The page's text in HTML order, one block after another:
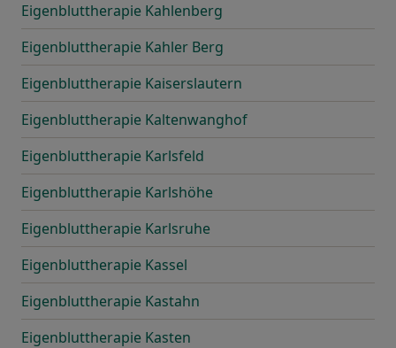
Eigenbluttherapie Kahlenberg
Eigenbluttherapie Kahler Berg
Eigenbluttherapie Kaiserslautern
Eigenbluttherapie Kaltenwanghof
Eigenbluttherapie Karlsfeld
Eigenbluttherapie Karlshöhe
Eigenbluttherapie Karlsruhe
Eigenbluttherapie Kassel
Eigenbluttherapie Kastahn
Eigenbluttherapie Kasten